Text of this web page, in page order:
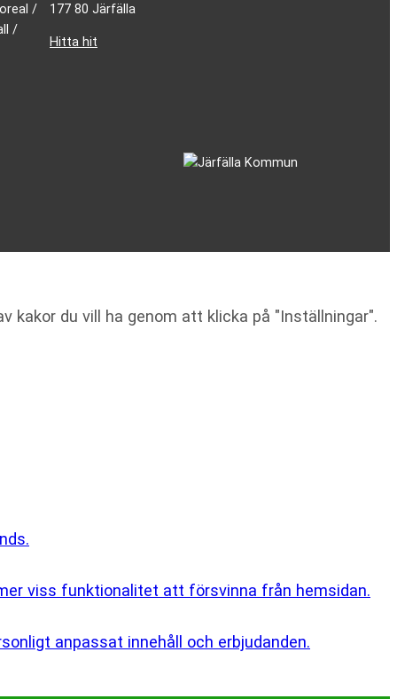
/
/
177 80 Järfälla
Hitta hit
kakor du vill ha genom att klicka på "Inställningar".
viss funktionalitet att försvinna från hemsidan.
anpassat innehåll och erbjudanden.